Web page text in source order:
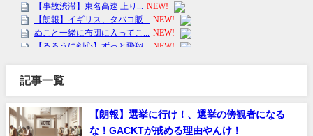
記事一覧
【朗報】選挙に行け！、選挙の傍観者になる
な！GACKTが戒める理由やんけ！